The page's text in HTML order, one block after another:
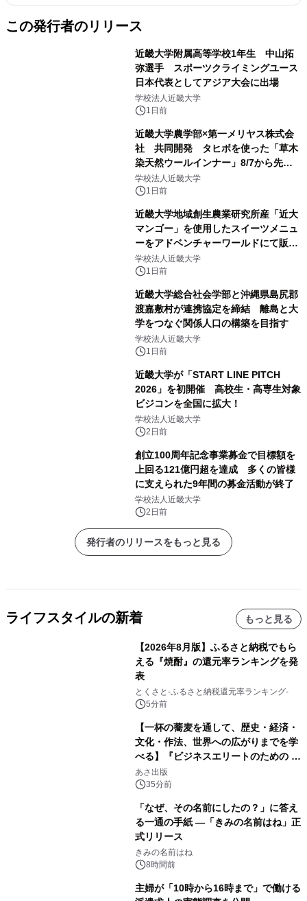
この発行者のリリース
近畿大学附属高等学校1年生 中山拓
弥選手 スポーツクライミングユース
日本代表としてアジア大会に出場
学校法人近畿大学
1日前
近畿大学農学部×第一メリヤス株式会
社 共同開発 タヒボを使った「草木
染天然ウールインナー」8/7から先行
販売
学校法人近畿大学
1日前
近畿大学地域創生農業研究所産「近大
マンゴー」を使用したスイーツメニュ
ーをアドベンチャーワールドにて販売
します パークでしか味わえない期間
限定スイーツを楽しんで♪
学校法人近畿大学
1日前
近畿大学総合社会学部と沖縄県島尻郡
渡嘉敷村が連携協定を締結 離島と大
学をつなぐ関係人口の構築を目指す
学校法人近畿大学
1日前
近畿大学が「START LINE PITCH
2026」を初開催 高校生・高専生対象
ビジコンを全国に拡大！
学校法人近畿大学
2日前
創立100周年記念事業募金で目標額を
上回る121億円超を達成 多くの皆様
に支えられた9年間の募金活動が終了
学校法人近畿大学
2日前
発行者のリリースをもっと見る
ライフスタイルの新着 もっと見る
【2026年8月版】ふるさと納税でもら
える『焼酎』の還元率ランキングを発
表
とくさと-ふるさと納税還元率ランキング-
5分前
【一杯の蕎麦を通して、歴史・経済・
文化・作法、世界への広がりまでを学
べる】『ビジネスエリートのための 教
養としての蕎麦』2026年8月25日
（火）発売
あさ出版
35分前
「なぜ、その名前にしたの？」に答え
る一通の手紙 ―「きみの名前はね」正
式リリース
きみの名前はね
8時間前
主婦が「10時から16時まで」で働ける